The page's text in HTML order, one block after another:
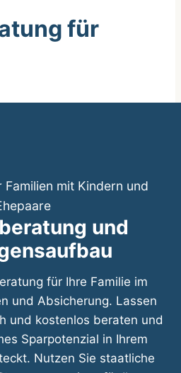
für
Familien mit Kindern und
und
für Ihre Familie im
und Absicherung. Lassen
und kostenlos beraten und
Sparpotenzial in Ihrem
Nutzen Sie staatliche